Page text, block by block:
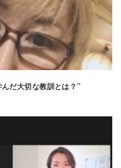
だ大切な教訓とは？”